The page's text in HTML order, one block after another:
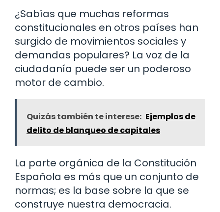
¿Sabías que muchas reformas
constitucionales en otros países han
surgido de movimientos sociales y
demandas populares? La voz de la
ciudadanía puede ser un poderoso
motor de cambio.
Quizás también te interese: Ejemplos de
delito de blanqueo de capitales
La parte orgánica de la Constitución
Española es más que un conjunto de
normas; es la base sobre la que se
construye nuestra democracia.